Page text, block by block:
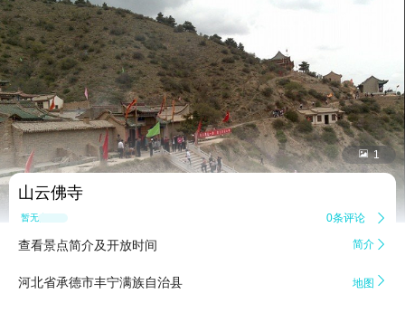
 1
山云佛寺
暂无点评 0条评论 
查看景点简介及开放时间 简介 
河北省承德市丰宁满族自治县 地图 
